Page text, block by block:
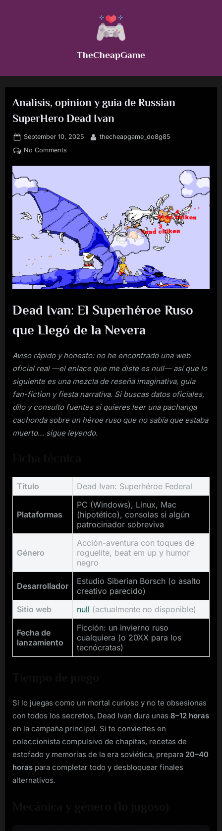
TheCheapGame
Analisis, opinion y guia de Russian
SuperHero Dead Ivan
Posted
on
September 10, 2025 By
thecheapgame_do8g85
No Commentson
de
Russian
SuperHero
Dead
Ivan
Dead Ivan: El Superhéroe Ruso
que Llegó de la Nevera
Aviso rápido y honesto: no he encontrado una web
oficial real —el enlace que me diste es null— así que lo
siguiente es una mezcla de reseña imaginativa, guía
fan-fiction y fiesta narrativa. Si buscas datos oficiales,
dilo y consulto fuentes si quieres leer una pachanga
cachonda sobre un héroe ruso que no sabía que estaba
muerto… sigue leyendo.
Título Dead Ivan: Superhéroe Federal
Plataformas
PC (Windows), Linux, Mac
(hipotético), consolas si algún
patrocinador sobreviva
Género
Acción-aventura con toques de
roguelite, beat em up y humor
negro
Desarrollador
Estudio Siberian Borsch (o asalto
creativo parecido)
Sitio web
null (actualmente no disponible)
Fecha de
lanzamiento
Ficción: un invierno ruso
cualquiera (o 20XX para los
tecnócratas)
Si lo juegas como un mortal curioso y no te obsesionas
con todos los secretos, Dead Ivan dura unas 8–12 horas
en la campaña principal. Si te conviertes en
coleccionista compulsivo de chapitas, recetas de
estofado y memorias de la era soviética, prepara 20–40
horas para completar todo y desbloquear finales
alternativos.